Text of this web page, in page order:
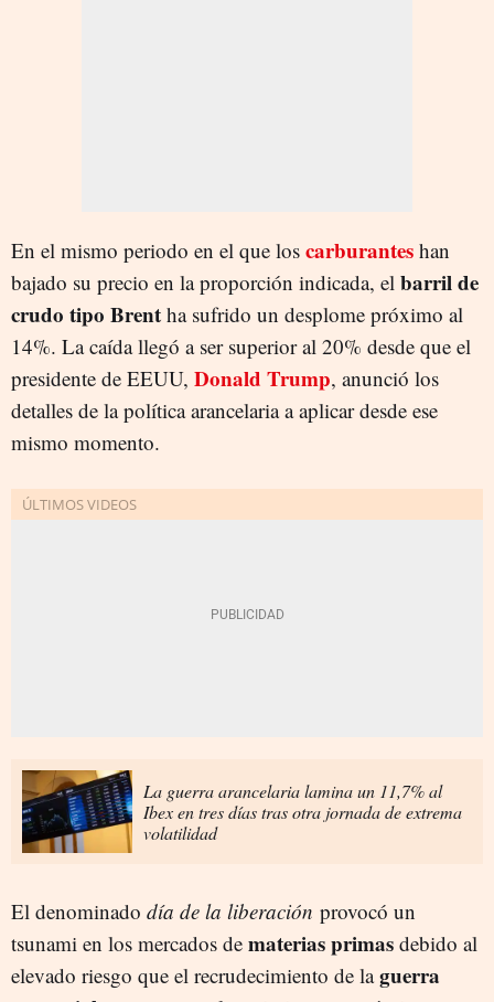
En el mismo periodo en el que los carburantes han
bajado su precio en la proporción indicada, el barril de
crudo tipo Brent ha sufrido un desplome próximo al
14%. La caída llegó a ser superior al 20% desde que el
presidente de EEUU, Donald Trump, anunció los
detalles de la política arancelaria a aplicar desde ese
mismo momento.
La guerra arancelaria lamina un 11,7% al
Ibex en tres días tras otra jornada de extrema
volatilidad
El denominado día de la liberación provocó un
tsunami en los mercados de materias primas debido al
elevado riesgo que el recrudecimiento de laguerra